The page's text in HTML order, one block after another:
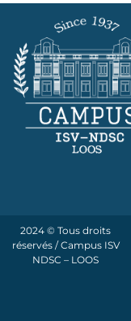
2024 © Tous droits
réservés / Campus ISV
NDSC – LOOS